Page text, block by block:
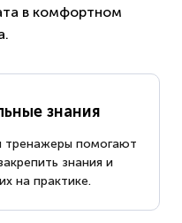
в комфортном
знания
тренажеры помогают
знания и
на практике.